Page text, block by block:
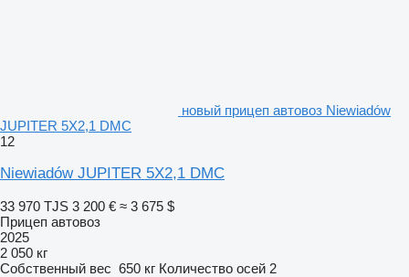
новый прицеп автовоз Niewiadów
JUPITER 5X2,1 DMC
12
Niewiadów JUPITER 5X2,1 DMC
33 970 TJS 3 200 € ≈ 3 675 $
Прицеп автовоз
2025
2 050 кг
Собственный вес 650 кг Количество осей 2